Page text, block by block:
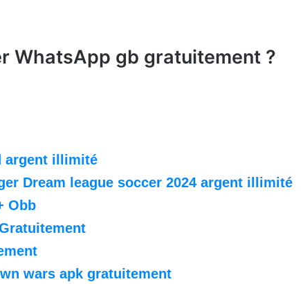
WhatsApp gb gratuitement ?
argent illimité
Dream league soccer 2024 argent illimité
Obb
wars apk gratuitement